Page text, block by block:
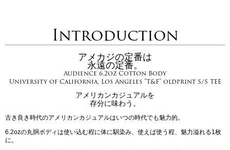
Introduction
アメカジの定番は
永遠の定番。
Audience 6.2oz Cotton Body
University of California, Los Angeles "T&F" oldprint S/S TEE
アメリカンカジュアルを
存分に味わう。
古き良き時代のアメリカンカジュアルはいつの時代でも魅力的。
6.2ozの丸胴ボディは使い込む程に体に馴染み、使えば使う程、魅力溢れる1枚
に。